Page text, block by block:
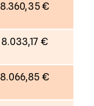
8.360,35 €
8.033,17 €
8.066,85 €